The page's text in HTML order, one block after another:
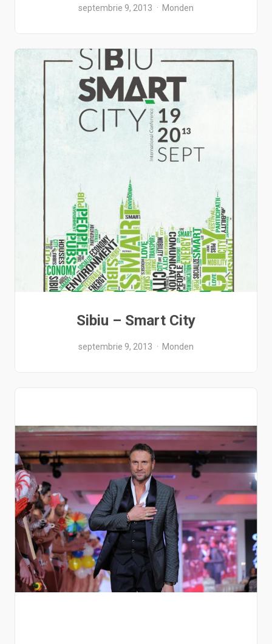
septembrie 9, 2013 Monden
Sibiu – Smart City
septembrie 9, 2013 Monden